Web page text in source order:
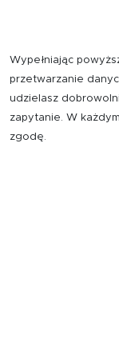
Wypełniając
przetwarzanie
udzielasz
zapytanie. W
zgodę.